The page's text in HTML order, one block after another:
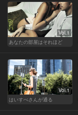
Vol.1
あなたの部屋はそれほど
Vol.1
はいすぺさんが通る